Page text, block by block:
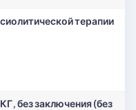
терапии
без заключения (без